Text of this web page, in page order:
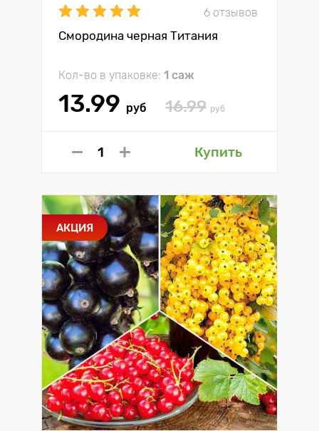
6 отзывов
Смородина черная Титания
Кол-во в упаковке: 1 саж
13.99 руб 16.99 руб
Купить
АКЦИЯ